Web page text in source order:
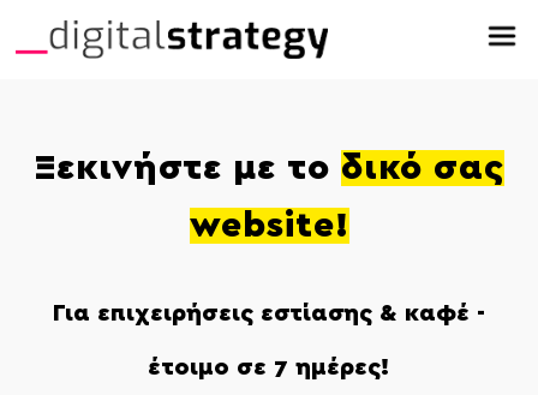
Ξεκινήστε με το δικό σας
website!
Για επιχειρήσεις εστίασης & καφέ -
έτοιμο σε 7 ημέρες!